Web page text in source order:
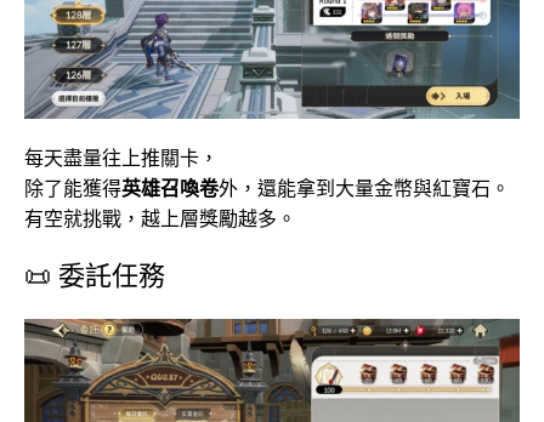
每天盡量往上推關卡，
除了能獲得英雄召喚卷外，還能拿到大量金幣與紅寶石。
有空就挑戰，越上層獎勵越多。
📜 委託任務